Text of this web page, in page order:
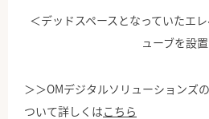
＜デッドスペースとなっていたエ
ューブを設
＞＞OMデジタルソリューションズ
ついて詳しくはこちら